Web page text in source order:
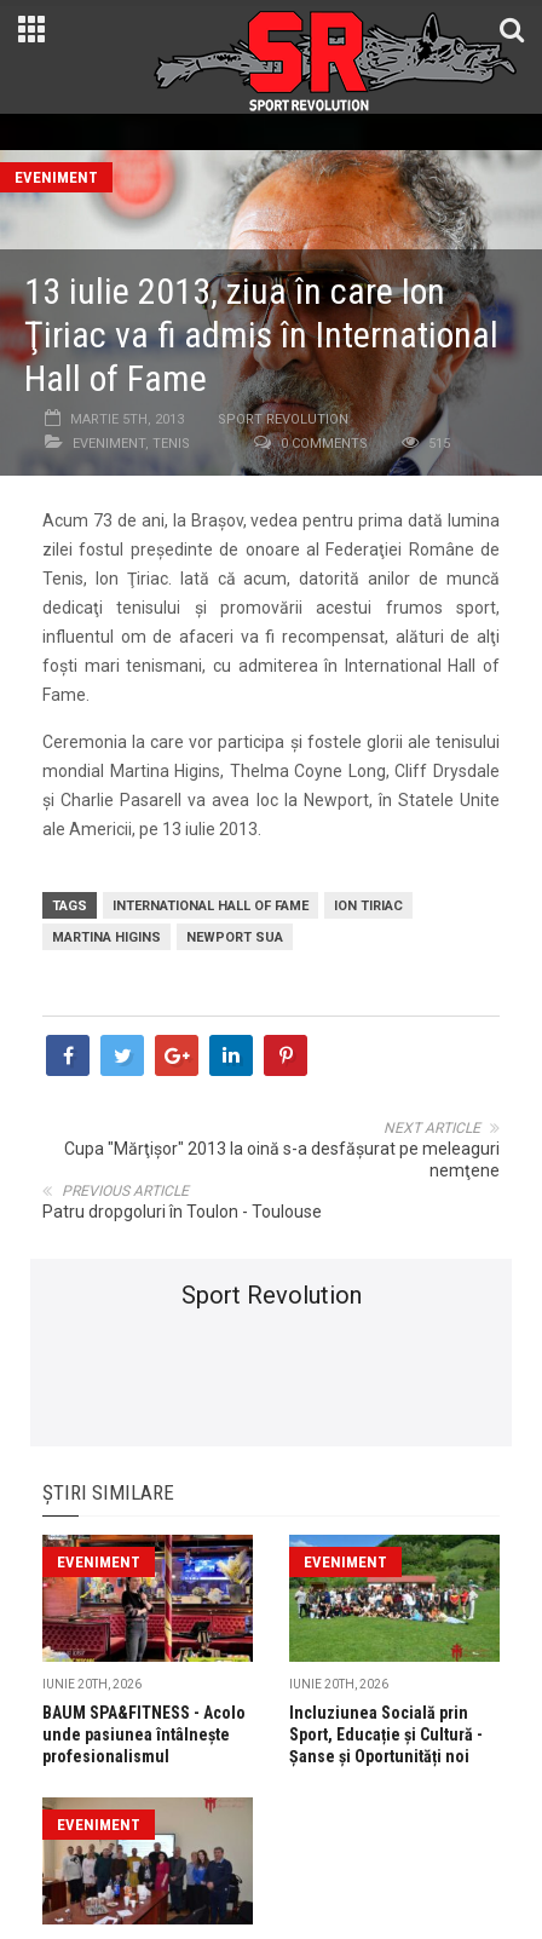
EVENIMENT
13 iulie 2013, ziua în care Ion
Ţiriac va fi admis în International
Hall of Fame
MARTIE 5TH, 2013
SPORT REVOLUTION
EVENIMENT, TENIS 0 COMMENTS 515
Acum 73 de ani, la Braşov, vedea pentru prima dată lumina
zilei fostul preşedinte de onoare al Federaţiei Române de
Tenis, Ion Ţiriac. Iată că acum, datorită anilor de muncă
dedicaţi tenisului şi promovării acestui frumos sport,
influentul om de afaceri va fi recompensat, alături de alţi
foşti mari tenismani, cu admiterea în International Hall of
Fame.
Ceremonia la care vor participa şi fostele glorii ale tenisului
mondial Martina Higins, Thelma Coyne Long, Cliff Drysdale
şi Charlie Pasarell va avea loc la Newport, în Statele Unite
ale Americii, pe 13 iulie 2013.
TAGS INTERNATIONAL HALL OF FAME
ION TIRIAC
MARTINA HIGINS
NEWPORT SUA
NEXT ARTICLE
Cupa "Mărţişor" 2013 la oină s-a desfăşurat pe meleaguri
nemţene
PREVIOUS ARTICLE
Patru dropgoluri în Toulon - Toulouse
Sport Revolution
ȘTIRI SIMILARE
EVENIMENT
IUNIE 20TH, 2026
BAUM SPA&FITNESS - Acolo
unde pasiunea întâlnește
profesionalismul
EVENIMENT
IUNIE 20TH, 2026
Incluziunea Socială prin
Sport, Educație și Cultură -
Șanse și Oportunități noi
EVENIMENT